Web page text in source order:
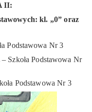
II:
kl. „0” oraz
Podstawowa Nr 3
Szkoła Podstawowa Nr
Podstawowa Nr 3